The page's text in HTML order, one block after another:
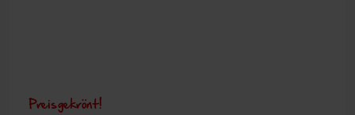
Preisgekrönt!